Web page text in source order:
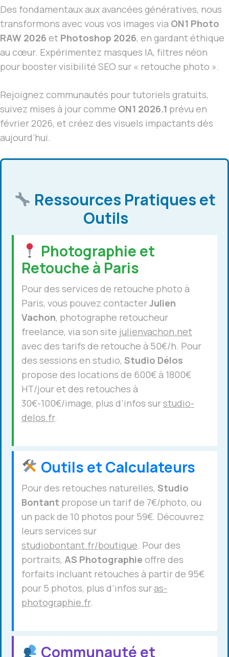
Des fondamentaux aux avancées génératives, nous
transformons avec vous vos images via ON1 Photo
RAW 2026 et Photoshop 2026, en gardant éthique
au cœur. Expérimentez masques IA, filtres néon
pour booster visibilité SEO sur « retouche photo ».
Rejoignez communautés pour tutoriels gratuits,
suivez mises à jour comme ON1 2026.1 prévu en
février 2026, et créez des visuels impactants dès
aujourd’hui.
Ressources Pratiques et
Outils
Photographie et
Retouche à Paris
Pour des services de retouche photo à
Paris, vous pouvez contacterJulien
Vachon, photographe retoucheur
freelance, via son site julienvachon.net
avec des tarifs de retouche à 50€/h. Pour
des sessions en studio, Studio Délos
propose des locations de 600€ à 1800€
HT/jour et des retouches à
30€-100€/image, plus d’infos surstudio-
delos.fr.
Outils et Calculateurs
Pour des retouches naturelles, Studio
Bontant propose un tarif de 7€/photo, ou
un pack de 10 photos pour 59€. Découvrez
leurs services sur
studiobontant.fr/boutique. Pour des
portraits, AS Photographie offre des
forfaits incluant retouches à partir de 95€
pour 5 photos, plus d’infos suras-
photographie.fr.
Communauté et